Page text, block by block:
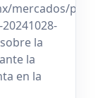
mercados/
la
la
en la